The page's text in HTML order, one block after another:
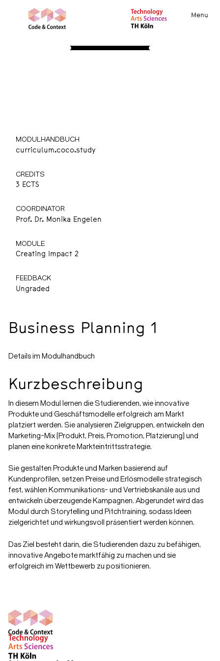
Menu
MODULHANDBUCH
curriculum.coco.study
CREDITS
3 ECTS
COORDINATOR
Prof. Dr. Monika Engelen
MODULE
Creating Impact 2
FEEDBACK
Ungraded
Business Planning 1
Details im Modulhandbuch
Kurzbeschreibung
In diesem Modul lernen die Studierenden, wie innovative
Produkte und Geschäftsmodelle erfolgreich am Markt
platziert werden. Sie analysieren Zielgruppen, entwickeln den
Marketing-Mix (Produkt, Preis, Promotion, Platzierung) und
planen eine konkrete Markteintrittsstrategie.
Sie gestalten Produkte und Marken basierend auf
Kundenprofilen, setzen Preise und Erlösmodelle strategisch
fest, wählen Kommunikations- und Vertriebskanäle aus und
entwickeln überzeugende Kampagnen. Abgerundet wird das
Modul durch Storytelling und Pitchtraining, sodass Ideen
zielgerichtet und wirkungsvoll präsentiert werden können.
Das Ziel besteht darin, die Studierenden dazu zu befähigen,
innovative Angebote marktfähig zu machen und sie
erfolgreich im Wettbewerb zu positionieren.